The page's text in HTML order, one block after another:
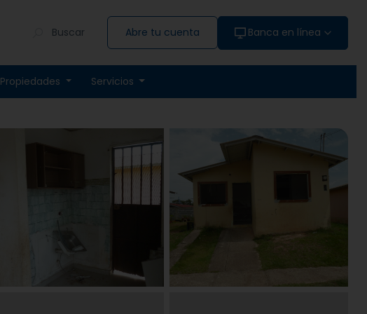
Propiedades Servicios
Buscar Abre tu cuenta Banca en línea